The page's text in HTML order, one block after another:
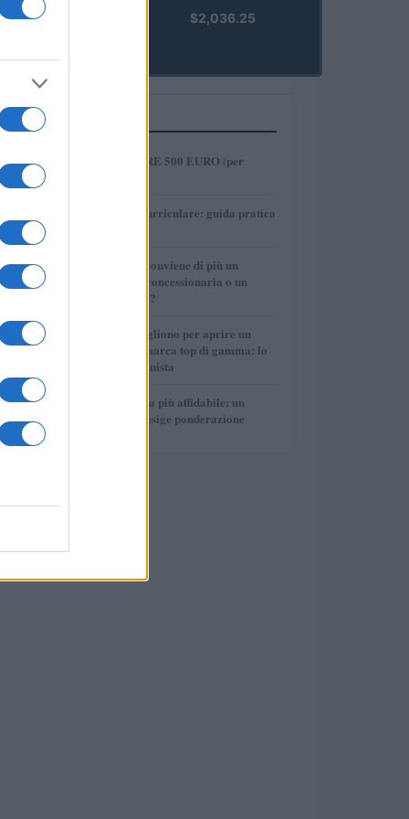
PRIME)
$2,036.25
PIÙ LETTI
1
COME INVESTIRE 500 EURO (per
2
Tirocinio extra-curriculare: guida pratica
3
Per le auto usate conviene di più un
finanziamento in concessionaria o un
prestito personale?
4
Quanti soldi ci vogliono per aprire un
autosalone multimarca top di gamma: lo
spiega il professionista
5
La macchina usata più affidabile: un
investimento che esige ponderazione